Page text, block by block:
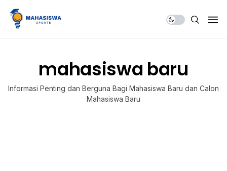
mahasiswa baru
Informasi Penting dan Berguna Bagi Mahasiswa Baru dan Calon
Mahasiswa Baru